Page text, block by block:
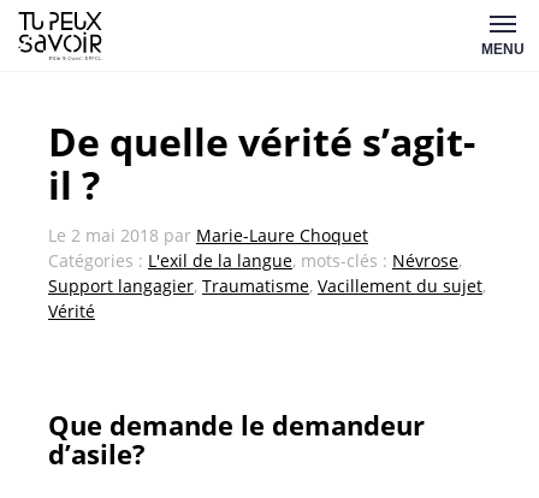
Aller
au
MENU
De quelle vérité s’agit-
il ?
Le 2 mai 2018 par Marie-Laure Choquet
Catégories : L'exil de la langue, mots-clés : Névrose,
Support langagier, Traumatisme, Vacillement du sujet,
Vérité
Que demande le demandeur
d’asile?